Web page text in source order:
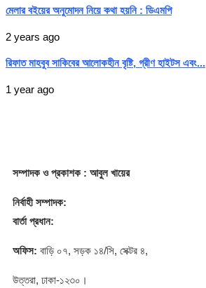
মেলার বইয়ের অনুমোদন নিয়ে কথা হয়নি : ডিএমপি
2 years ago
রিফাত মাহবুব সাকিবের আলোকহীন বৃষ্টি, গ্রীণ হাইটস এবং...
1 year ago
সম্পাদকও প্রকাশক : আবুল খায়ের
নির্বাহী সম্পাদক:
বার্তা প্রধান:
অফিস: বাড়ি ০৭, সড়ক ১৪/সি, সেক্টর ৪,
উত্তরা, ঢাকা-১২৩০।